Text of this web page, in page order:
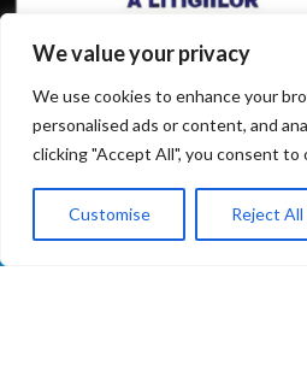
We value your privacy
We use cookies to enhance your
personalised ads or content, and
clicking "Accept All", you consent to
Customise Reject All
Ai intrebări? Sună la:
ARTICOLE RECENTE
TERMENI & CONDITII
CATEGORII DE PRODUSE
0